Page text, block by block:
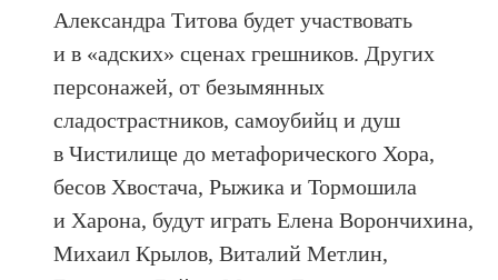
Александра Титова будет участвовать
и в «адских» сценах грешников. Других
персонажей, от безымянных
сладострастников, самоубийц и душ
в Чистилище до метафорического Хора,
бесов Хвостача, Рыжика и Тормошила
и Харона, будут играть Елена Ворончихина,
Михаил Крылов, Виталий Метлин,